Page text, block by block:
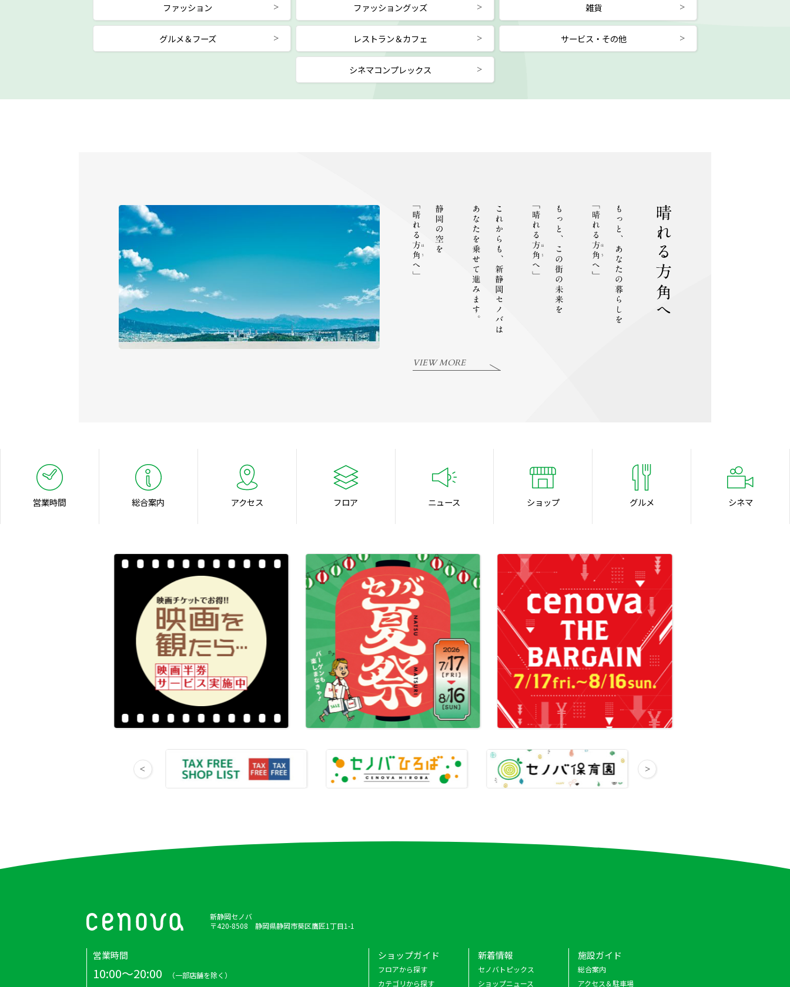
ファッション ファッショングッズ 雑貨
グルメ＆フーズ レストラン＆カフェ サービス・その他
シネマコンプレックス
VIEW MORE
営業時間 総合案内 アクセス フロア ニュース ショップ グルメ シネマ
新静岡セノバ
〒420-8508 静岡県静岡市葵区鷹匠1丁目1-1
営業時間
10:00～20:00 （一部店舗を除く）
ショップガイド
フロアから探す
カテゴリから探す
新着情報
セノバトピックス
ショップニュース
施設ガイド
総合案内
アクセス＆駐車場